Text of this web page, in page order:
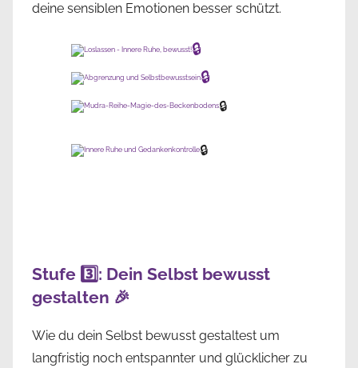
deine sensiblen Emotionen besser schützt.
🔒
🔒
🔒
🔒
Stufe 3️⃣: Dein Selbst bewusst
gestalten 🎉
Wie du dein Selbst bewusst gestaltest um
langfristig noch entspannter und glücklicher zu